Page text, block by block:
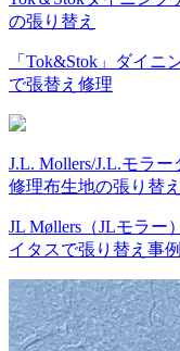
の張り替え
「Tok&Stok」ダイ
で張替え修理
J.L. Mollers/J.L.モラー
修理布生地の張り替え
JL Møllers（JLモラー
イタスで張り替え事例